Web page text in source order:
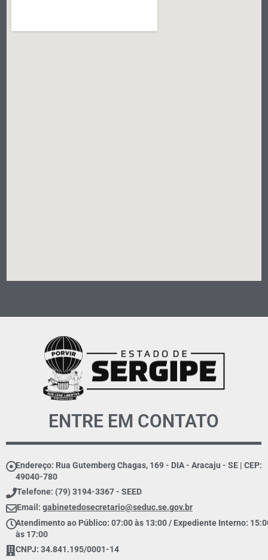
ENTRE EM CONTATO
Endereço: Rua Gutemberg Chagas, 169 - DIA - Aracaju - SE | CEP:
49040-780
Telefone: (79) 3194-3367 - SEED
Email: gabinetedosecretario@seduc.se.gov.br
Atendimento ao Público: 07:00 às 13:00 / Expediente Interno:
às 17:00
CNPJ: 34.841.195/0001-14